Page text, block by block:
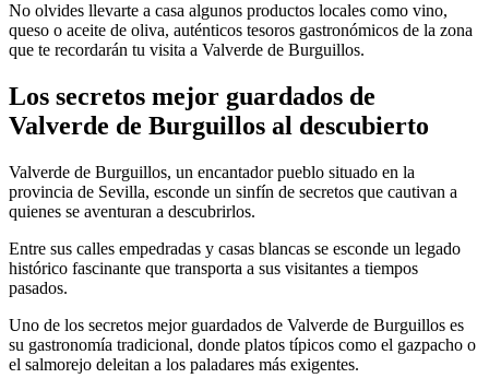
No olvides llevarte a casa algunos productos locales como vino,
queso o aceite de oliva, auténticos tesoros gastronómicos de la zona
que te recordarán tu visita a Valverde de Burguillos.
Los secretos mejor guardados de
Valverde de Burguillos al descubierto
Valverde de Burguillos, un encantador pueblo situado en la
provincia de Sevilla, esconde un sinfín de secretos que cautivan a
quienes se aventuran a descubrirlos.
Entre sus calles empedradas y casas blancas se esconde un legado
histórico fascinante que transporta a sus visitantes a tiempos
pasados.
Uno de los secretos mejor guardados de Valverde de Burguillos es
su gastronomía tradicional, donde platos típicos como el gazpacho o
el salmorejo deleitan a los paladares más exigentes.